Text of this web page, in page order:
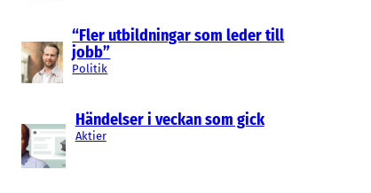
“Fler utbildningar som leder till
jobb”
Politik
Händelser i veckan som gick
Aktier